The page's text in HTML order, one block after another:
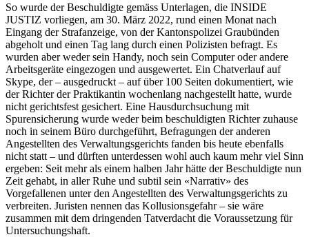
So wurde der Beschuldigte gemäss Unterlagen, die INSIDE
JUSTIZ vorliegen, am 30. März 2022, rund einen Monat nach
Eingang der Strafanzeige, von der Kantonspolizei Graubünden
abgeholt und einen Tag lang durch einen Polizisten befragt. Es
wurden aber weder sein Handy, noch sein Computer oder andere
Arbeitsgeräte eingezogen und ausgewertet. Ein Chatverlauf auf
Skype, der – ausgedruckt – auf über 100 Seiten dokumentiert, wie
der Richter der Praktikantin wochenlang nachgestellt hatte, wurde
nicht gerichtsfest gesichert. Eine Hausdurchsuchung mit
Spurensicherung wurde weder beim beschuldigten Richter zuhause
noch in seinem Büro durchgeführt, Befragungen der anderen
Angestellten des Verwaltungsgerichts fanden bis heute ebenfalls
nicht statt – und dürften unterdessen wohl auch kaum mehr viel Sinn
ergeben: Seit mehr als einem halben Jahr hätte der Beschuldigte nun
Zeit gehabt, in aller Ruhe und subtil sein «Narrativ» des
Vorgefallenen unter den Angestellten des Verwaltungsgerichts zu
verbreiten. Juristen nennen das Kollusionsgefahr – sie wäre
zusammen mit dem dringenden Tatverdacht die Voraussetzung für
Untersuchungshaft.